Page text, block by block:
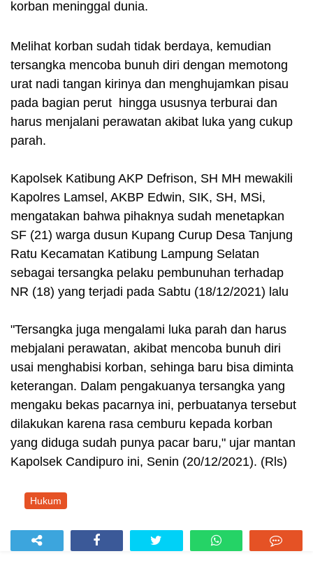
korban meninggal dunia.
Melihat korban sudah tidak berdaya, kemudian
tersangka mencoba bunuh diri dengan memotong
urat nadi tangan kirinya dan menghujamkan pisau
pada bagian perut hingga ususnya terburai dan
harus menjalani perawatan akibat luka yang cukup
parah.
Kapolsek Katibung AKP Defrison, SH MH mewakili
Kapolres Lamsel, AKBP Edwin, SIK, SH, MSi,
mengatakan bahwa pihaknya sudah menetapkan
SF (21) warga dusun Kupang Curup Desa Tanjung
Ratu Kecamatan Katibung Lampung Selatan
sebagai tersangka pelaku pembunuhan terhadap
NR (18) yang terjadi pada Sabtu (18/12/2021) lalu
"Tersangka juga mengalami luka parah dan harus
mebjalani perawatan, akibat mencoba bunuh diri
usai menghabisi korban, sehinga baru bisa diminta
keterangan. Dalam pengakuanya tersangka yang
mengaku bekas pacarnya ini, perbuatanya tersebut
dilakukan karena rasa cemburu kepada korban
yang diduga sudah punya pacar baru," ujar mantan
Kapolsek Candipuro ini, Senin (20/12/2021). (Rls)
Hukum